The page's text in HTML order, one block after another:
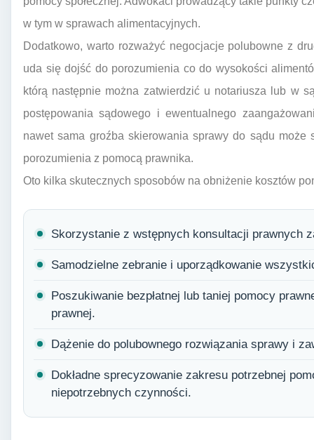
w tym w sprawach alimentacyjnych.
Dodatkowo, warto rozważyć negocjacje polubowne z
uda się dojść do porozumienia co do wysokości
którą następnie można zatwierdzić u notariusza lub w
postępowania sądowego i ewentualnego
nawet sama groźba skierowania sprawy do sądu może
porozumienia z pomocą prawnika.
Oto kilka skutecznych sposobów na obniżenie kosztów
Skorzystanie z wstępnych konsultacji prawnych
Samodzielne zebranie i uporządkowanie
Poszukiwanie bezpłatnej lub taniej pomocy
prawnej.
Dążenie do polubownego rozwiązania sprawy i
Dokładne sprecyzowanie zakresu potrzebnej
niepotrzebnych czynności.